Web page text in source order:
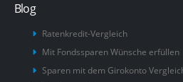
Blog
Ratenkredit-Vergleich
Mit Fondssparen Wünsche erfüllen
Sparen mit dem Girokonto